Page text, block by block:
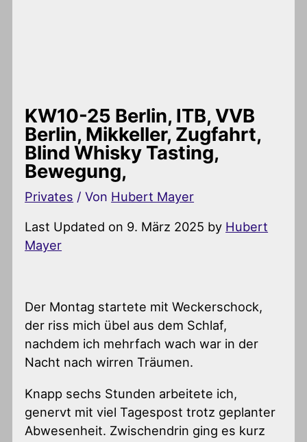
KW10-25 Berlin, ITB, VVB
Berlin, Mikkeller, Zugfahrt,
Blind Whisky Tasting,
Bewegung,
Privates / Von Hubert Mayer
Last Updated on 9. März 2025 by Hubert
Mayer
Der Montag startete mit Weckerschock,
der riss mich übel aus dem Schlaf,
nachdem ich mehrfach wach war in der
Nacht nach wirren Träumen.
Knapp sechs Stunden arbeitete ich,
genervt mit viel Tagespost trotz geplanter
Abwesenheit. Zwischendrin ging es kurz